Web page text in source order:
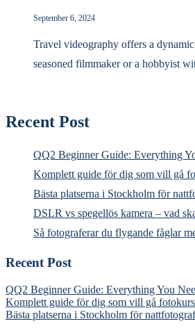
September 6, 2024
Travel videography offers a
seasoned filmmaker or a hobbyist
Recent Post
QQ2 Beginner Guide: Everything
Komplett guide för dig som vill gå
Bästa platserna i Stockholm för
DSLR vs spegellös kamera – vad
Så fotograferar du flygande fåglar
Recent Post
QQ2 Beginner Guide: Everything You
Komplett guide för dig som vill gå
Bästa platserna i Stockholm för